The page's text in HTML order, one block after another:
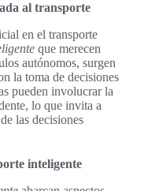
al transporte
en el transporte
que merecen
autónomos, surgen
la toma de decisiones
pueden involucrar la
lo que invita a
las decisiones
inteligente